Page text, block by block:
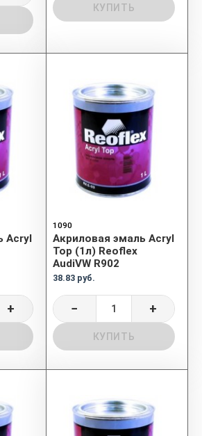
КУПИТЬ
Acryl
+
1090
Акриловая эмаль Acryl
Top (1л) Reoflex
AudiVW R902
38.83 руб.
− +
КУПИТЬ